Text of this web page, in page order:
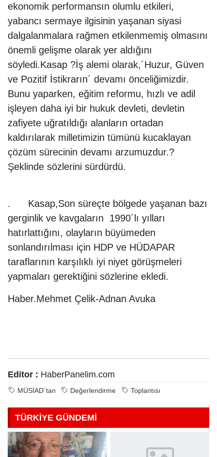
ekonomik performansın olumlu etkileri,
yabancı sermaye ilgisinin yaşanan siyasi
dalgalanmalara rağmen etkilenmemiş olmasını
önemli gelişme olarak yer aldığını
söyledi.Kasap ?İş alemi olarak,´Huzur, Güven
ve Pozitif İstikrarın´ devamı önceliğimizdir.
Bunu yaparken, eğitim reformu, hızlı ve adil
işleyen daha iyi bir hukuk devleti, devletin
zafiyete uğratıldığı alanların ortadan
kaldırılarak milletimizin tümünü kucaklayan
çözüm sürecinin devamı arzumuzdur.?
Şeklinde sözlerini sürdürdü.
. Kasap,Son süreçte bölgede yaşanan bazı
gerginlik ve kavgaların 1990´lı yılları
hatırlattığını, olayların büyümeden
sonlandırılması için HDP ve HÜDAPAR
taraflarının karşılıklı iyi niyet görüşmeleri
yapmaları gerektiğini sözlerine ekledi.
Haber.Mehmet Çelik-Adnan Avuka
Editor : HaberPanelim.com
MÜSİAD´tan Değerlendirme Toplantısı
TÜRKİYE GÜNDEMİ